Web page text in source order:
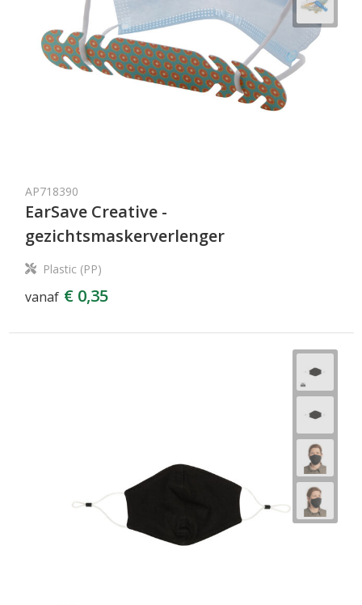
AP718390
EarSave Creative -
gezichtsmaskerverlenger
Plastic (PP)
vanaf € 0,35